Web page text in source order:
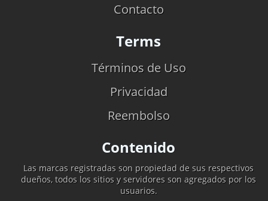
Contacto
Terms
Términos de Uso
Privacidad
Reembolso
Contenido
Las marcas registradas son propiedad de sus respectivos
dueños, todos los sitios y servidores son agregados por los
usuarios.